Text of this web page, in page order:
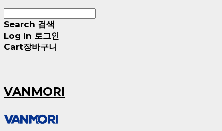
Search 검색
Log In 로그인
Cart장바구니
VANMORI